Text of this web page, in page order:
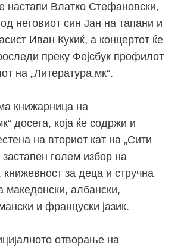
настапи Влатко Стефановски,
неговиот син Јан на тапани и
Иван Кукиќ, а концертот ќе
преку Фејсбук профилот
на „Литература.мк“.
книжарница на
досега, која ќе содржи и
на вториот кат на „Сити
голем избор на
книжевност за деца и стручна
македонски, албански,
и француски јазик.
отворање на